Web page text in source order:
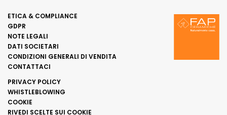
ETICA & COMPLIANCE
GDPR
NOTE LEGALI
DATI SOCIETARI
CONDIZIONI GENERALI DI VENDITA
CONTATTACI
PRIVACY POLICY
WHISTLEBLOWING
COOKIE
RIVEDI SCELTE SUI COOKIE